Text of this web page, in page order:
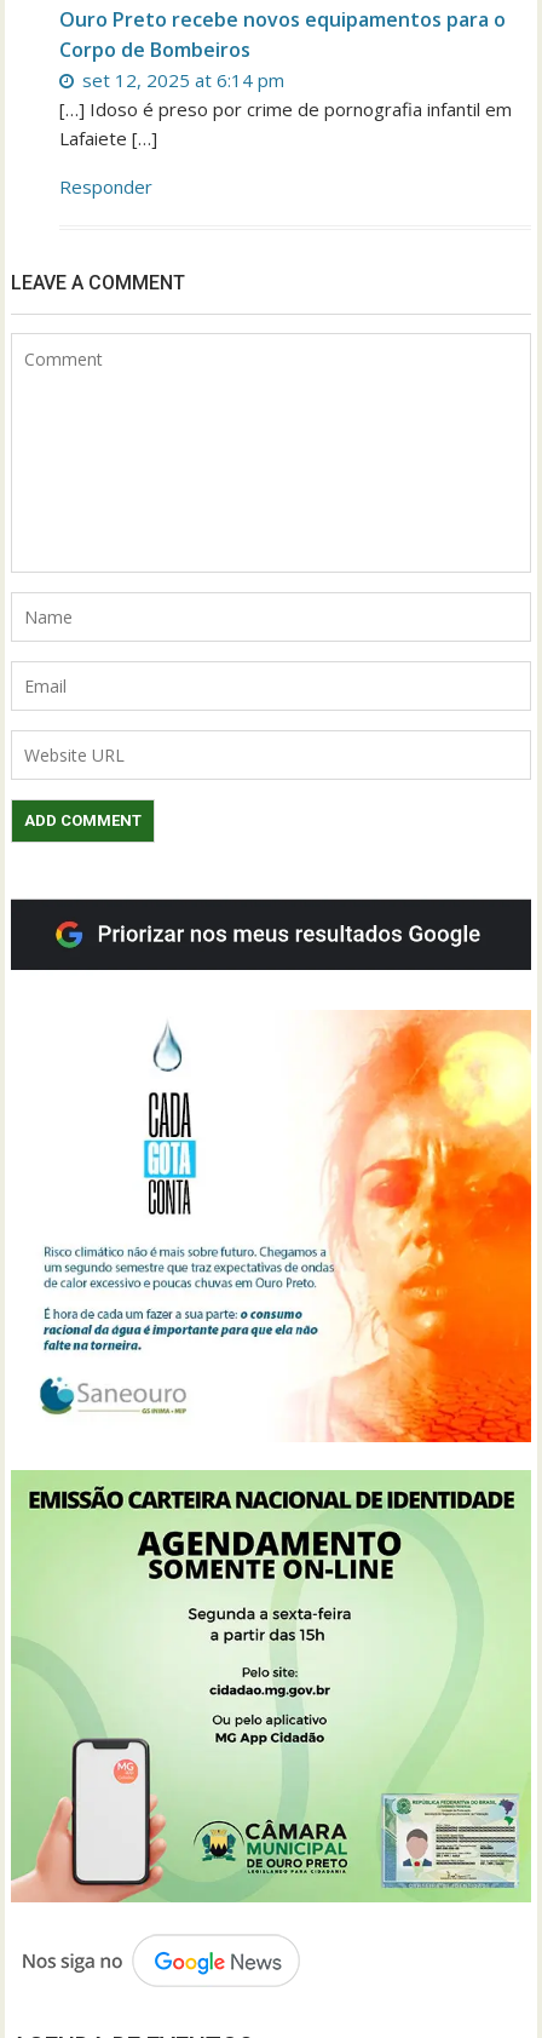
Ouro Preto recebe novos equipamentos para o
Corpo de Bombeiros
set 12, 2025 at 6:14 pm
[…] Idoso é preso por crime de pornografia infantil em
Lafaiete […]
Responder
LEAVE A COMMENT